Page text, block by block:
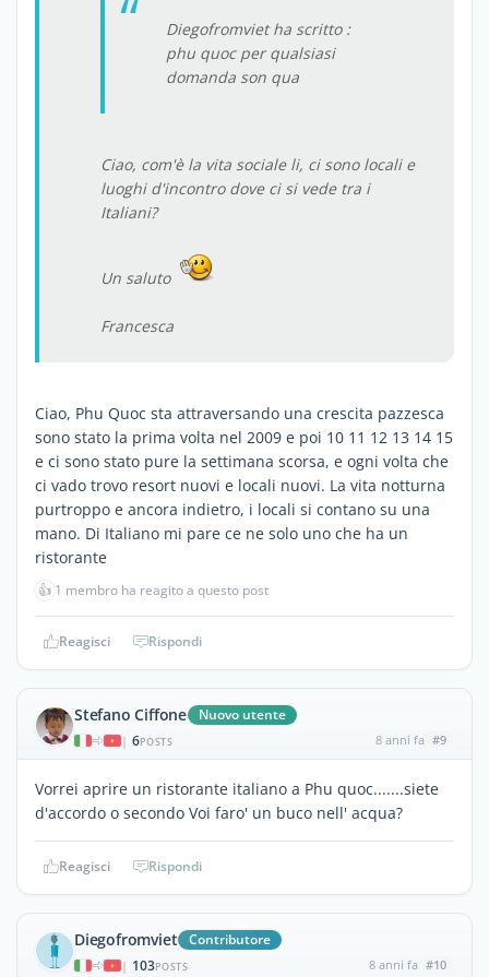
Diegofromviet ha scritto :
phu quoc per qualsiasi
domanda son qua
Ciao, com'è la vita sociale li, ci sono locali e
luoghi d'incontro dove ci si vede tra i
Italiani?
Un saluto
Francesca
Ciao, Phu Quoc sta attraversando una crescita pazzesca
sono stato la prima volta nel 2009 e poi 10 11 12 13 14 15
e ci sono stato pure la settimana scorsa, e ogni volta che
ci vado trovo resort nuovi e locali nuovi. La vita notturna
purtroppo e ancora indietro, i locali si contano su una
mano. Di Italiano mi pare ce ne solo uno che ha un
ristorante
👍 1 membro ha reagito a questo post
Reagisci Rispondi
Stefano Ciffone Nuovo utente
| 6POSTS 8 anni fa #9
Vorrei aprire un ristorante italiano a Phu quoc.......siete
d'accordo o secondo Voi faro' un buco nell' acqua?
Reagisci Rispondi
Diegofromviet Contributore
| 103POSTS 8 anni fa #10